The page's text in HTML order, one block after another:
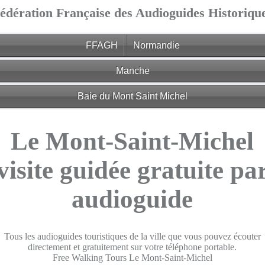
Française des Audioguides
FFAGH Normandie
Manche
Baie du Mont Saint Michel
Le Mont-Saint-Michel
guidée gratuite
audioguide
Tous les audioguides touristiques de la ville que vous pouvez écouter
directement et gratuitement sur votre téléphone portable.
Free Walking Tours Le Mont-Saint-Michel